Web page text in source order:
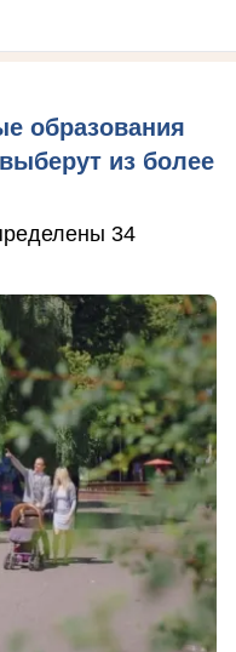
образования
из более
34